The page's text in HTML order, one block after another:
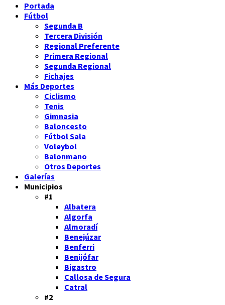
Portada
Fútbol
Segunda B
Tercera División
Regional Preferente
Primera Regional
Segunda Regional
Fichajes
Más Deportes
Ciclismo
Tenis
Gimnasia
Baloncesto
Fútbol Sala
Voleybol
Balonmano
Otros Deportes
Galerías
Municipios
#1
Albatera
Algorfa
Almoradí
Benejúzar
Benferri
Benijófar
Bigastro
Callosa de Segura
Catral
#2